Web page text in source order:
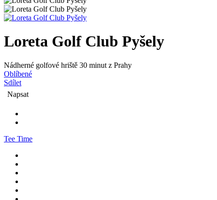
Loreta Golf Club Pyšely
Nádherné golfové hriště 30 minut z Prahy
Oblíbené
Sdílet
Napsat
Tee Time